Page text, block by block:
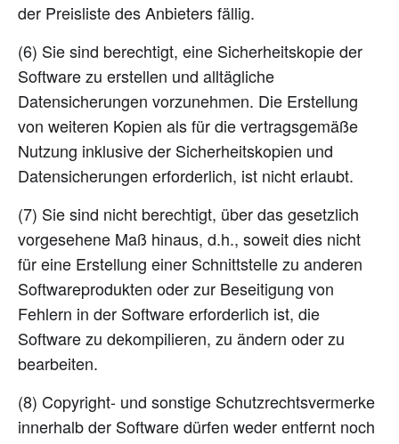
der Preisliste des Anbieters fällig.
(6) Sie sind berechtigt, eine Sicherheitskopie der
Software zu erstellen und alltägliche
Datensicherungen vorzunehmen. Die Erstellung
von weiteren Kopien als für die vertragsgemäße
Nutzung inklusive der Sicherheitskopien und
Datensicherungen erforderlich, ist nicht erlaubt.
(7) Sie sind nicht berechtigt, über das gesetzlich
vorgesehene Maß hinaus, d.h., soweit dies nicht
für eine Erstellung einer Schnittstelle zu anderen
Softwareprodukten oder zur Beseitigung von
Fehlern in der Software erforderlich ist, die
Software zu dekompilieren, zu ändern oder zu
bearbeiten.
(8) Copyright- und sonstige Schutzrechtsvermerke
innerhalb der Software dürfen weder entfernt noch